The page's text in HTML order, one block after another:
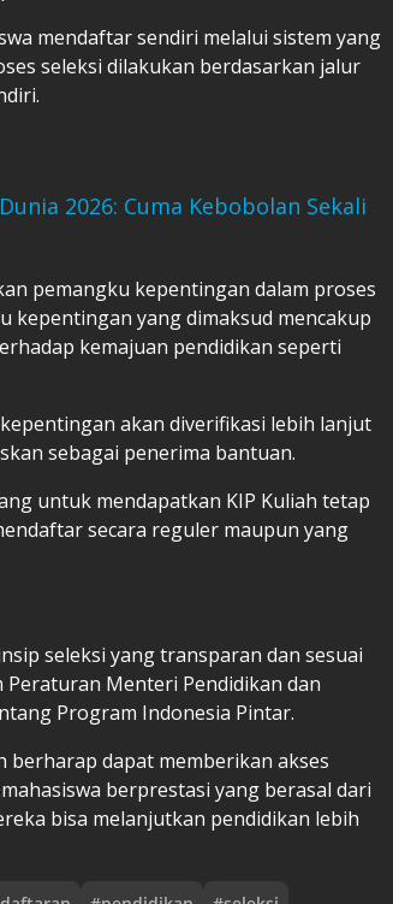
mendaftar sendiri melalui sistem yang
seleksi dilakukan berdasarkan jalur
2026: Cuma Kebobolan Sekali
pemangku kepentingan dalam proses
kepentingan yang dimaksud mencakup
kemajuan pendidikan seperti
akan diverifikasi lebih lanjut
sebagai penerima bantuan.
untuk mendapatkan KIP Kuliah tetap
secara reguler maupun yang
seleksi yang transparan dan sesuai
Menteri Pendidikan dan
Program Indonesia Pintar.
berharap dapat memberikan akses
berprestasi yang berasal dari
bisa melanjutkan pendidikan lebih